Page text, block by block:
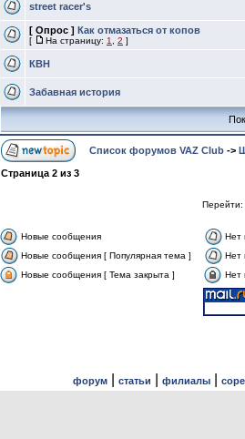
street racer's
[ Опрос ] Как отмазаться от копов
[ На страницу: 1 2 ]
КВН
Забавная история
Список форумов VAZ Club ->
Страница 2 из 3
Перейти:
Новые сообщения
Нет
Новые сообщения [ Популярная тема ]
Нет
Новые сообщения [ Тема закрыта ]
Нет
форум| статьи филиалы|